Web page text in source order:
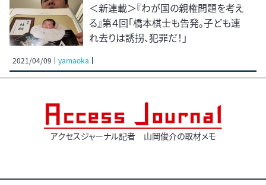
＜新連載＞『わが国の親権問題を考え
る』第４回「橋本棋士も告発。子ども連
れ去りは誘拐、犯罪だ！」
2021/04/09 yamaoka
アクセスジャーナル記者 山岡俊介の取材メモ